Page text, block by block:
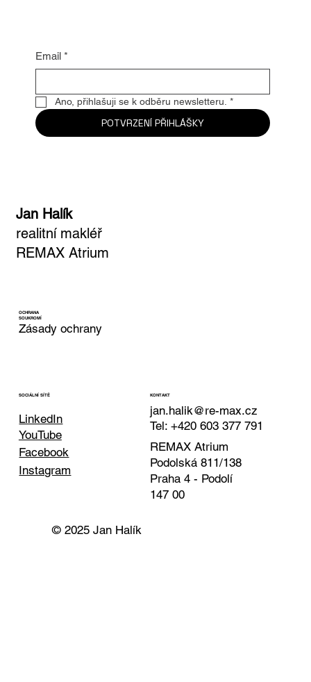
Email *
Ano, přihlašuji se k odběru newsletteru. *
POTVRZENÍ PŘIHLÁŠKY
Jan Halík
realitní makléř
REMAX Atrium
OCHRANA
SOUKROMÍ
Zásady ochrany
SOCIÁLNÍ SÍTĚ
LinkedIn
Facebook
YouTube
Instagram
KONTAKT
jan.halik@re-max.cz
Tel: +420 603 377 791
REMAX Atrium
Podolská 811/138
Praha 4 - Podolí
147 00
© 2025 Jan Halík